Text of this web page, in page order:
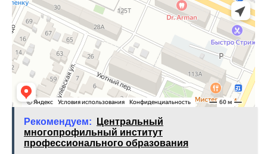
Рекомендуем:
Центральный
многопрофильный институт
профессионального образования